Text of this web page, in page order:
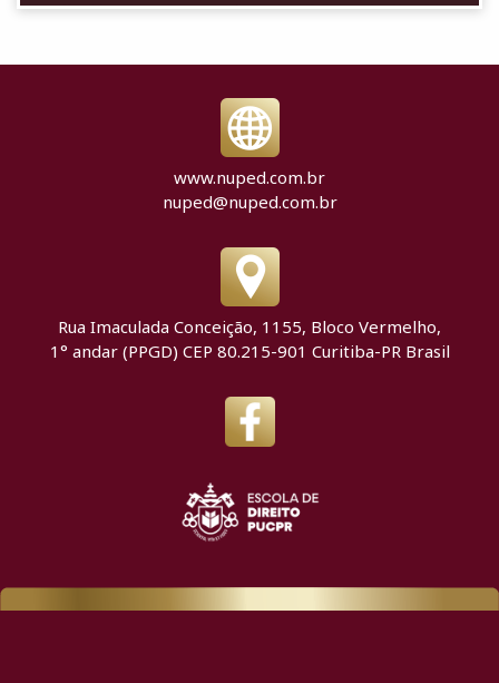
www.nuped.com.br
nuped@nuped.com.br
Rua Imaculada Conceição, 1155, Bloco Vermelho,
1° andar (PPGD) CEP 80.215-901 Curitiba-PR Brasil